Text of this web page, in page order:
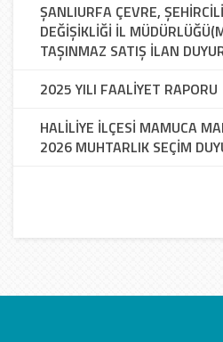
ŞANLIURFA ÇEVRE,
DEĞİŞİKLİĞİ İL
TAŞINMAZ SATIŞ İLAN
2025 YILI FAALİYET RAPORU
HALİLİYE İLÇESİ MAMUCA
2026 MUHTARLIK SEÇİM